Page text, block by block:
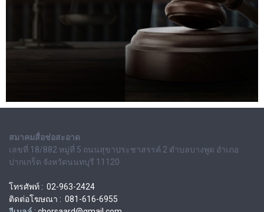
สมาคมสื่อช่อสะอาด
เลขที่ 18/882 หมู่ที่ 5 ถนนสุขาประชาสรรค์ 2 ตำบลบางพูด อำเภอ
ปากเกร็ด จังหวัดนนทบุรี 11120
โทรศัพท์ : 02-963-2424
ติดต่อโฆษณา : 081-616-6955